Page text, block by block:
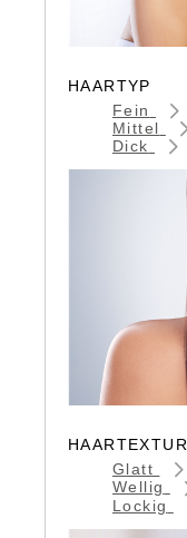
HAARTYP
Fein
Mittel
Dick
HAARTEXTUR
Glatt
Wellig
Lockig